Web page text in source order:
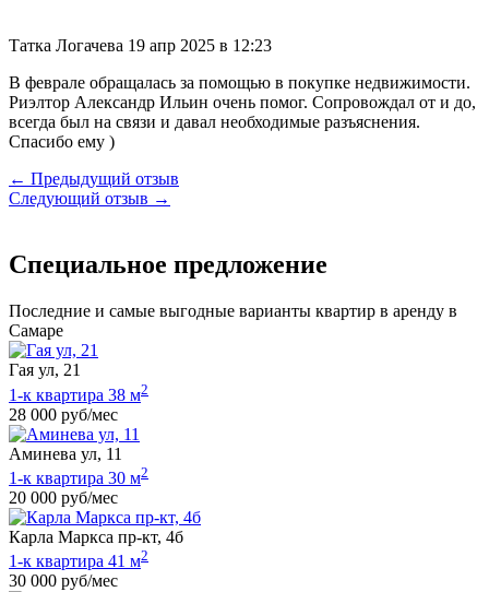
Татка Логачева 19 апр 2025 в 12:23
В феврале обращалась за помощью в покупке недвижимости.
Риэлтор Александр Ильин очень помог. Сопровождал от и до,
всегда был на связи и давал необходимые разъяснения.
Спасибо ему )
← Предыдущий отзыв
Следующий отзыв →
Специальное предложение
Последние и самые выгодные варианты квартир в аренду в
Самаре
Гая ул, 21
1-к квартира 38 м2
28 000 руб/мес
Аминева ул, 11
1-к квартира 30 м2
20 000 руб/мес
Карла Маркса пр-кт, 4б
1-к квартира 41 м2
30 000 руб/мес